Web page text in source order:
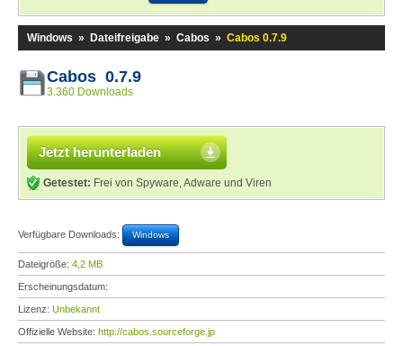
Windows » Dateifreigabe » Cabos » Cabos 0.7.9
Cabos 0.7.9
3.360 Downloads
Jetzt herunterladen
Getestet: Frei von Spyware, Adware und Viren
Verfügbare Downloads: Windows
Dateigröße: 4,2 MB
Erscheinungsdatum:
Lizenz: Unbekannt
Offizielle Website: http://cabos.sourceforge.jp